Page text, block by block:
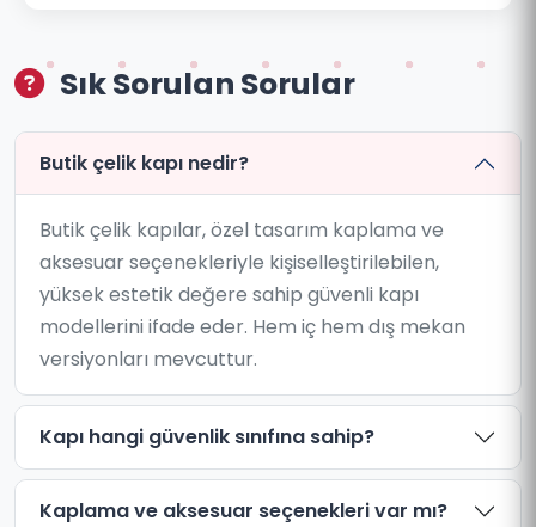
Sık Sorulan Sorular
Butik çelik kapı nedir?
Butik çelik kapılar, özel tasarım kaplama ve
aksesuar seçenekleriyle kişiselleştirilebilen,
yüksek estetik değere sahip güvenli kapı
modellerini ifade eder. Hem iç hem dış mekan
versiyonları mevcuttur.
Kapı hangi güvenlik sınıfına sahip?
Kaplama ve aksesuar seçenekleri var mı?